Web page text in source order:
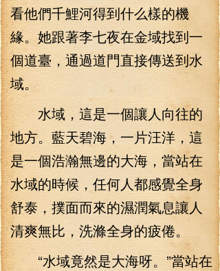
看他們千鯉河得到什么樣的機
緣。她跟著李七夜在金域找到一
個道臺，通過道門直接傳送到水
域。
水域，這是一個讓人向往的
地方。藍天碧海，一片汪洋，這
是一個浩瀚無邊的大海，當站在
水域的時候，任何人都感覺全身
舒泰，撲面而來的濕潤氣息讓人
清爽無比，洗滌全身的疲倦。
“水域竟然是大海呀。”當站在